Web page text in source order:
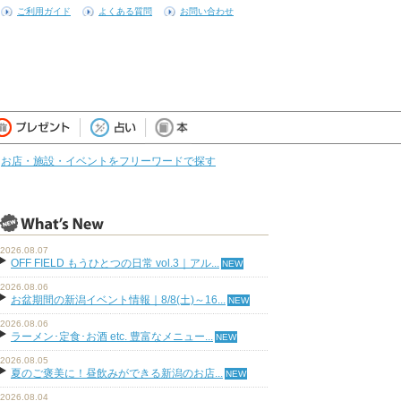
ご利用ガイド よくある質問 お問い合わせ
お店・施設・イベントをフリーワードで探す
2026.08.07
OFF FIELD もうひとつの日常 vol.3｜アル...
2026.08.06
お盆期間の新潟イベント情報｜8/8(土)～16...
2026.08.06
ラーメン･定食･お酒 etc. 豊富なメニュー...
2026.08.05
夏のご褒美に！昼飲みができる新潟のお店...
2026.08.04